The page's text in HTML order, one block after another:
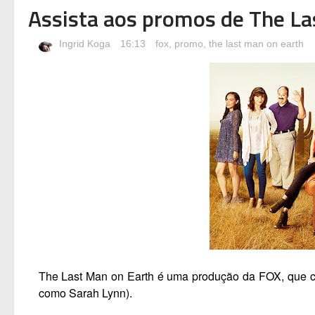
Assista aos promos de The
Ingrid Koga 16:13 fox, promo the last man on earth
The Last Man on Earth é uma produção da FOX, que
como Sarah Lynn).